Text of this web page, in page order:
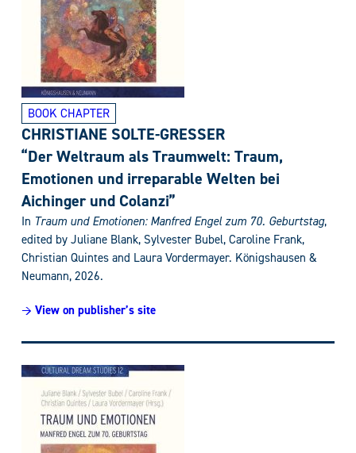
BOOK CHAPTER
CHRISTIANE SOLTE-GRESSER
“Der Weltraum als Traumwelt: Traum,
Emotionen und irreparable Welten bei
Aichinger und Colanzi”
In Traum und Emotionen: Manfred Engel zum 70. Geburtstag,
edited by Juliane Blank, Sylvester Bubel, Caroline Frank,
Christian Quintes and Laura Vordermayer. Königshausen &
Neumann, 2026.
→ View on publisher’s site